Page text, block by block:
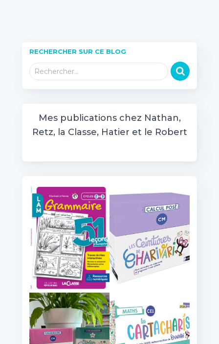
RECHERCHER SUR CE BLOG
R Rechercher…
Mes publications chez Nathan,
Retz, la Classe, Hatier et le Robert